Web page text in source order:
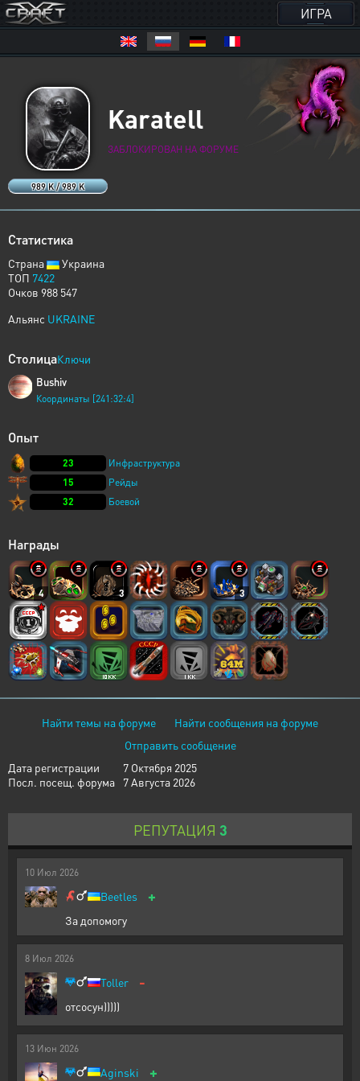
ИГРА
989 K / 989 K
Karatell
ЗАБЛОКИРОВАН НА ФОРУМЕ
Статистика
Страна
Украина
ТОП 7422
Очков 988 547
Альянс UKRAINE
СтолицаКлючи
Bushiv
Координаты [241:32:4]
Опыт
23
Инфраструктура
15
Рейды
32
Боевой
Награды
4 3 3
Найти темы на форуме
Найти сообщения на форуме
Отправить сообщение
Дата регистрации
7 Октября 2025
Посл. посещ. форума
7 Августа 2026
РЕПУТАЦИЯ 3
10 Июл 2026
Beetles +
За допомогу
8 Июл 2026
Toller -
отсосун)))))
13 Июн 2026
Aginski +